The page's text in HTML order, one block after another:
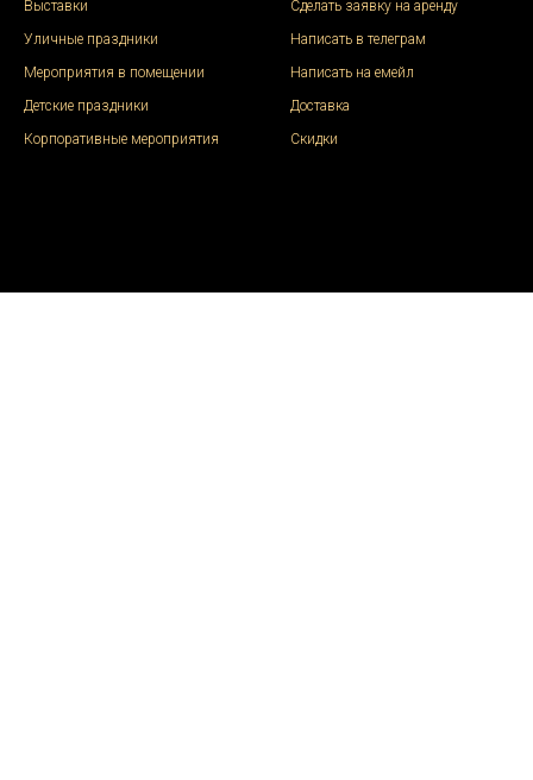
Выставки
Уличные праздники
Мероприятия в помещении
Детские праздники
Корпоративные мероприятия
Сделать заявку на аренду
Написать в телеграм
Написать на емейл
Доставка
Скидки